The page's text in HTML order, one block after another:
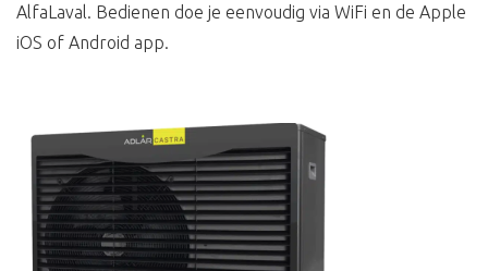
AlfaLaval. Bedienen doe je eenvoudig via WiFi en de Apple
iOS of Android app.